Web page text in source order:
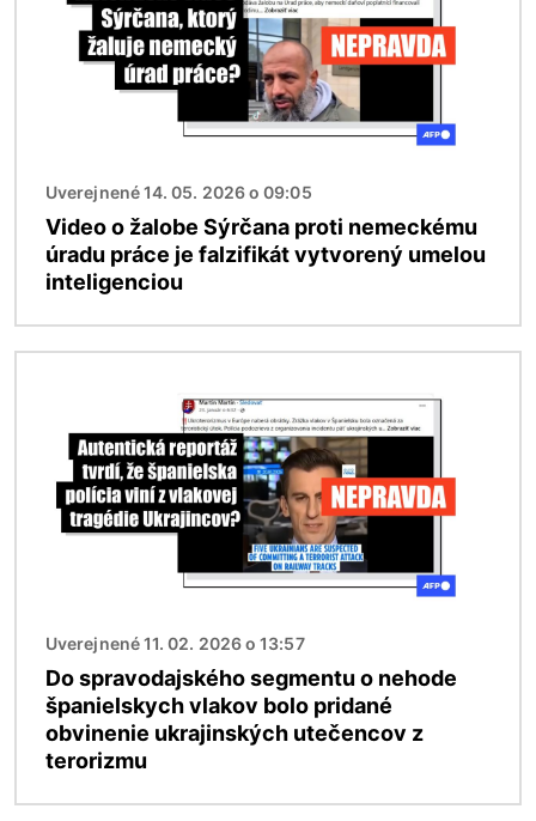
Uverejnené 14. 05. 2026 o 09:05
Video o žalobe Sýrčana proti nemeckému
úradu práce je falzifikát vytvorený umelou
inteligenciou
Uverejnené 11. 02. 2026 o 13:57
Do spravodajského segmentu o nehode
španielskych vlakov bolo pridané
obvinenie ukrajinských utečencov z
terorizmu